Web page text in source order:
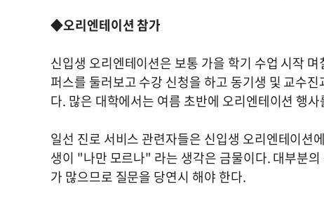
◆오리엔테이션 참가
신입생 오리엔테이션은 보통 가을 학기 수업 시작
퍼스를 둘러보고 수강 신청을 하고 동기생 및 교수
다. 많은 대학에서는 여름 초반에 오리엔테이션 행
일선 진로 서비스 관련자들은 신입생 오리엔테이션
생이 "나만 모르나" 라는 생각은 금물이다. 대부분
가 많으므로 질문을 당연시 해야 한다.